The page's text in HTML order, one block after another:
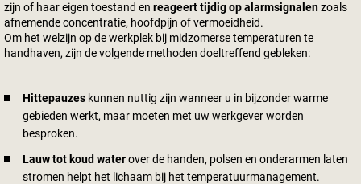
zijn of haar eigen toestand en reageert tijdig op alarmsignalenzoals
afnemende concentratie, hoofdpijn of vermoeidheid.
Om het welzijn op de werkplek bij midzomerse temperaturen te
handhaven, zijn de volgende methoden doeltreffend gebleken:
Hittepauzes kunnen nuttig zijn wanneer u in bijzonder warme
gebieden werkt, maar moeten met uw werkgever worden
besproken.
Lauw tot koud waterover de handen, polsen en onderarmen laten
stromen helpt het lichaam bij het temperatuurmanagement.